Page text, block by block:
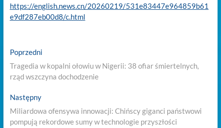
https://english.news.cn/20260219/531e83447e964859b61
e9df287eb00d8/c.html
Nawigacja
wpisu
PoprzedniPrevious
post:
Tragedia w kopalni ołowiu w Nigerii: 38 ofiar śmiertelnych,
rząd wszczyna dochodzenie
NastępnyNext
post:
Miliardowa ofensywa innowacji: Chińscy giganci państwowi
pompują rekordowe sumy w technologie przyszłości